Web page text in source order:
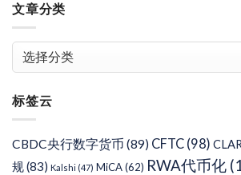
文章分类
类
标签云
CBDC央行数字货币 (89) CFTC (98)
规 (83) Kalshi (47) MiCA(62) RWA代币化